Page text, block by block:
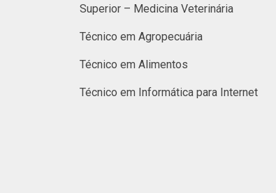
Superior – Medicina Veterinária
Técnico em Agropecuária
Técnico em Alimentos
Técnico em Informática para Internet